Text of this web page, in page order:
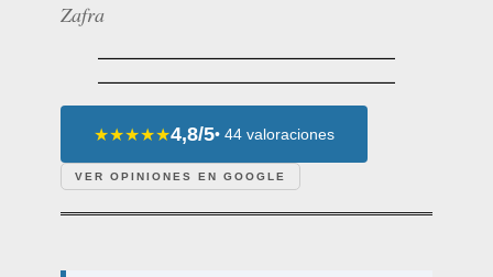
Zafra
★★★★★4,8/5• 44 valoraciones
VER OPINIONES EN GOOGLE